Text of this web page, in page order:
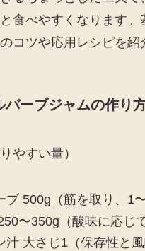
食べやすくなります
コツや応用レシピを紹
バーブジャムの作り
やすい量）
ブ 500g（筋を取り、1
〜350g（酸味に応じ
汁 大さじ1（保存性と風